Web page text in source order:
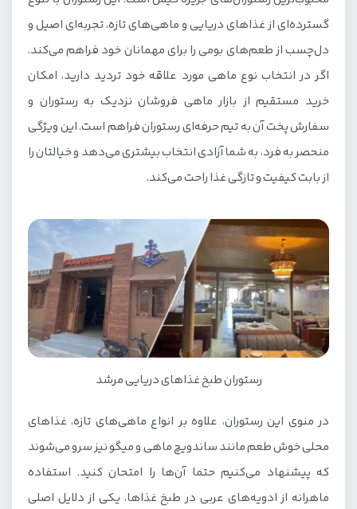
گسترده‌ای از غذاهای دریایی و ماهی‌های تازه، تجربه‌ای اصیل و
دل‌چسب از طعم‌های بومی را برای مهمانان خود فراهم می‌کند.
اگر در انتخاب نوع ماهی مورد علاقه خود تردید دارید، امکان
خرید مستقیم از بازار ماهی فروشان نزدیک به رستوران و
سفارش پخت آن به تیم حرفه‌ای رستوران فراهم است. این ویژگی
منحصر به فرد، به شما آزادی انتخاب بیشتری می‌دهد و خیالتان را
از بابت کیفیت و تازگی غذا راحت می‌کند.
رستوران طبخ غذاهای دریایی مرشد
در منوی این رستوران، علاوه بر انواع ماهی‌های تازه، غذاهای
محلی خوش طعم مانند ساندویچ ماهی و میگو نیز سرو می‌شوند
که پیشنهاد می‌کنیم حتما آن‌ها را امتحان کنید. استفاده
ماهرانه از ادویه‌های عربی در طبخ غذاها، یکی از دلایل اصلی